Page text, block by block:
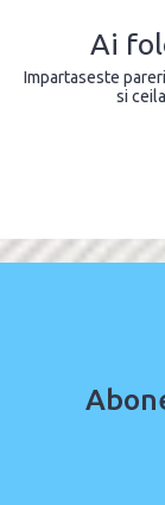
Ai
Impartaseste
si